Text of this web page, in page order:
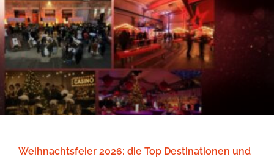
Weihnachtsfeier 2026: die Top Destinationen und